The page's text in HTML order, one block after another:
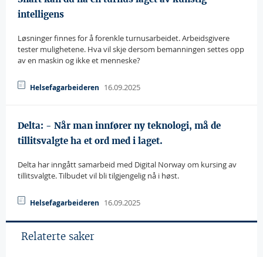
intelligens
Løsninger finnes for å forenkle turnusarbeidet. Arbeidsgivere
tester mulighetene. Hva vil skje dersom bemanningen settes opp
av en maskin og ikke et menneske?
Helsefagarbeideren 16.09.2025
Delta: - Når man innfører ny teknologi, må de
tillitsvalgte ha et ord med i laget.
Delta har inngått samarbeid med Digital Norway om kursing av
tillitsvalgte. Tilbudet vil bli tilgjengelig nå i høst.
Helsefagarbeideren 16.09.2025
Relaterte saker